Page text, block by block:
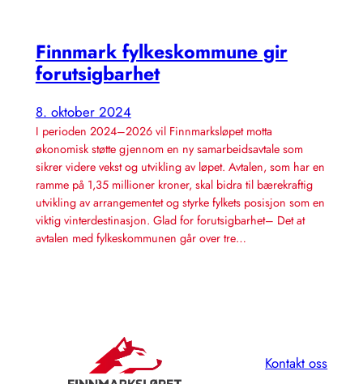
Finnmark fylkeskommune gir
forutsigbarhet
8. oktober 2024
I perioden 2024–2026 vil Finnmarksløpet motta
økonomisk støtte gjennom en ny samarbeidsavtale som
sikrer videre vekst og utvikling av løpet. Avtalen, som har en
ramme på 1,35 millioner kroner, skal bidra til bærekraftig
utvikling av arrangementet og styrke fylkets posisjon som en
viktig vinterdestinasjon. Glad for forutsigbarhet– Det at
avtalen med fylkeskommunen går over tre…
Kontakt oss